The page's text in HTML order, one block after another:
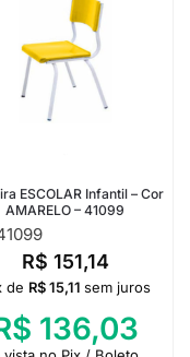
ESCOLAR Infantil – Cor
AMARELO – 41099
R$ 151,14
de R$15,11 sem juros
136,03